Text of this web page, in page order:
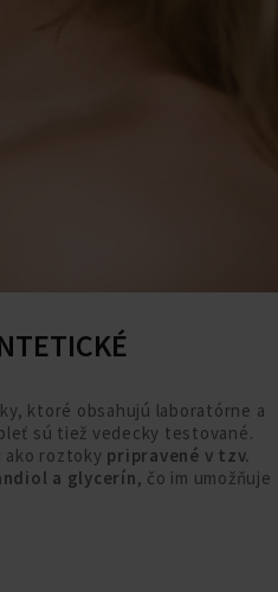
ktoré obsahujú laboratórne a
sú tiež vedecky testované.
ako roztoky pripravené v tzv.
a glycerín, čo im umožňuje